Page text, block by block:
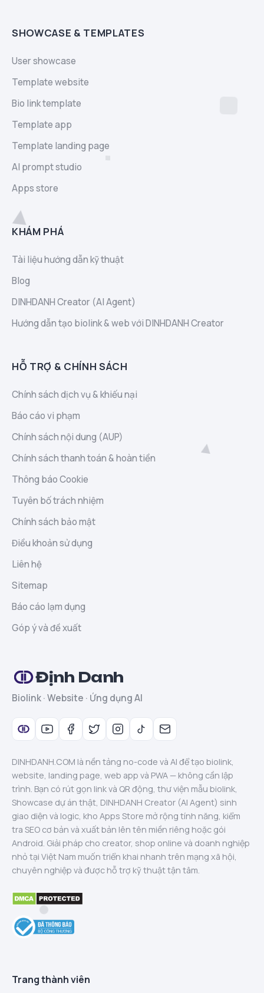
SHOWCASE & TEMPLATES
User showcase
Template website
Bio link template
Template app
Template landing page
AI prompt studio
Apps store
KHÁM PHÁ
Tài liệu hướng dẫn kỹ thuật
Blog
DINHDANH Creator (AI Agent)
Hướng dẫn tạo biolink & web với DINHDANH Creator
HỖ TRỢ & CHÍNH SÁCH
Chính sách dịch vụ & khiếu nại
Báo cáo vi phạm
Chính sách nội dung (AUP)
Chính sách thanh toán & hoàn tiền
Thông báo Cookie
Tuyên bố trách nhiệm
Chính sách bảo mật
Điều khoản sử dụng
Liên hệ
Sitemap
Báo cáo lạm dụng
Góp ý và đề xuất
Định Danh
Biolink · Website · Ứng dụng AI
DINHDANH.COM là nền tảng no-code và AI để tạo biolink,
website, landing page, web app và PWA — không cần lập
trình. Bạn có rút gọn link và QR động, thư viện mẫu biolink,
Showcase dự án thật, DINHDANH Creator (AI Agent) sinh
giao diện và logic, kho Apps Store mở rộng tính năng, kiểm
tra SEO cơ bản và xuất bản lên tên miền riêng hoặc gói
Android. Giải pháp cho creator, shop online và doanh nghiệp
nhỏ tại Việt Nam muốn triển khai nhanh trên mạng xã hội,
chuyên nghiệp và được hỗ trợ kỹ thuật tận tâm.
Trang thành viên